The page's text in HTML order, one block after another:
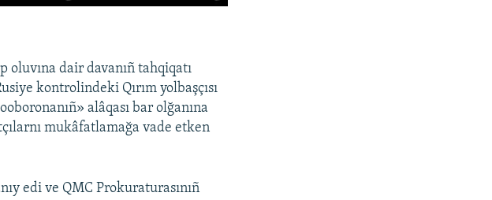
oluvına dair davanıñ tahqiqatı
kontrolindeki Qırım yolbaşçısı
alâqası bar olğanına
mukâfatlamağa vade etken
edi ve QMC Prokuraturasınıñ